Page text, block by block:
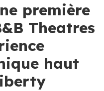
première
Theatres
haut